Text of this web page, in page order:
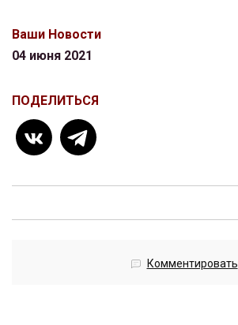
Ваши Новости
04 июня 2021
ПОДЕЛИТЬСЯ
Комментировать